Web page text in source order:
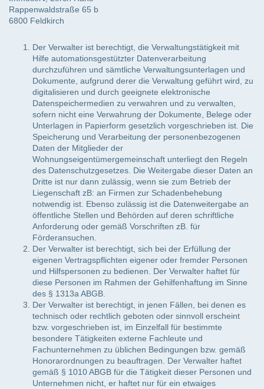
Rappenwaldstraße 65 b
6800 Feldkirch
Der Verwalter ist berechtigt, die Verwaltungstätigkeit mit
Hilfe automationsgestützter Datenverarbeitung
durchzuführen und sämtliche Verwaltungsunterlagen und
Dokumente, aufgrund derer die Verwaltung geführt wird, zu
digitalisieren und durch geeignete elektronische
Datenspeichermedien zu verwahren und zu verwalten,
sofern nicht eine Verwahrung der Dokumente, Belege oder
Unterlagen in Papierform gesetzlich vorgeschrieben ist. Die
Speicherung und Verarbeitung der personenbezogenen
Daten der Mitglieder der
Wohnungseigentümergemeinschaft unterliegt den Regeln
des Datenschutzgesetzes. Die Weitergabe dieser Daten an
Dritte ist nur dann zulässig, wenn sie zum Betrieb der
Liegenschaft zB: an Firmen zur Schadenbehebung
notwendig ist. Ebenso zulässig ist die Datenweitergabe an
öffentliche Stellen und Behörden auf deren schriftliche
Anforderung oder gemäß Vorschriften zB. für
Förderansuchen.
Der Verwalter ist berechtigt, sich bei der Erfüllung der
eigenen Vertragspflichten eigener oder fremder Personen
und Hilfspersonen zu bedienen. Der Verwalter haftet für
diese Personen im Rahmen der Gehilfenhaftung im Sinne
des § 1313a ABGB.
Der Verwalter ist berechtigt, in jenen Fällen, bei denen es
technisch oder rechtlich geboten oder sinnvoll erscheint
bzw. vorgeschrieben ist, im Einzelfall für bestimmte
besondere Tätigkeiten externe Fachleute und
Fachunternehmen zu üblichen Bedingungen bzw. gemäß
Honorarordnungen zu beauftragen. Der Verwalter haftet
gemäß § 1010 ABGB für die Tätigkeit dieser Personen und
Unternehmen nicht, er haftet nur für ein etwaiges